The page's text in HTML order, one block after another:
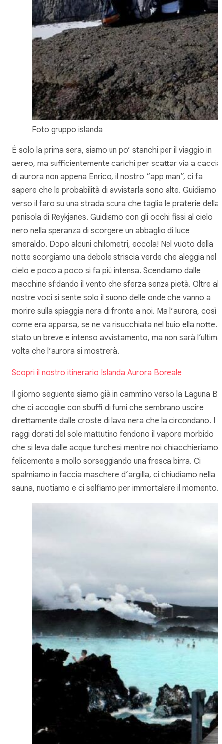
Foto gruppo islanda
È solo la prima sera, siamo un po’ stanchi per il viaggio in
aereo, ma sufficientemente carichi per scattar via a caccia
di aurora non appena Enrico, il nostro “app man”, ci fa
sapere che le probabilità di avvistarla sono alte. Guidiamo
verso il faro su una strada scura che taglia le praterie della
penisola di Reykjanes. Guidiamo con gli occhi fissi al cielo
nero nella speranza di scorgere un abbaglio di luce
smeraldo. Dopo alcuni chilometri, eccola! Nel vuoto della
notte scorgiamo una debole striscia verde che aleggia nel
cielo e poco a poco si fa più intensa. Scendiamo dalle
macchine sfidando il vento che sferza senza pietà. Oltre
nostre voci si sente solo il suono delle onde che vanno a
morire sulla spiaggia nera di fronte a noi. Ma l’aurora, così
come era apparsa, se ne va risucchiata nel buio ella notte.
stato un breve e intenso avvistamento, ma non sarà l’ultima
volta che l’aurora si mostrerà.
Scopri il nostro itinerario Islanda Aurora Boreale
Il giorno seguente siamo già in cammino verso la Laguna
che ci accoglie con sbuffi di fumi che sembrano uscire
direttamente dalle croste di lava nera che la circondano. I
raggi dorati del sole mattutino fendono il vapore morbido
che si leva dalle acque turchesi mentre noi chiacchieriamo
felicemente a mollo sorseggiando una fresca birra. Ci
spalmiamo in faccia maschere d’argilla, ci chiudiamo nella
sauna, nuotiamo e ci selfiamo per immortalare il momento.